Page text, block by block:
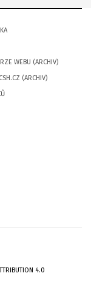
WEBU (ARCHIV)
(ARCHIV)
4.0